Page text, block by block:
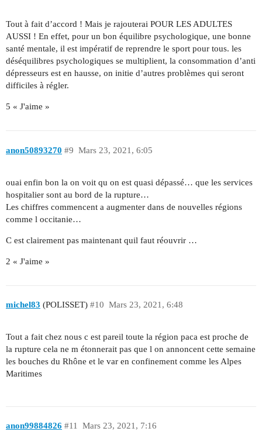
Tout à fait d’accord ! Mais je rajouterai POUR LES ADULTES
AUSSI ! En effet, pour un bon équilibre psychologique, une bonne
santé mentale, il est impératif de reprendre le sport pour tous. les
déséquilibres psychologiques se multiplient, la consommation d’anti
dépresseurs est en hausse, on initie d’autres problèmes qui seront
difficiles à régler.
5 « J'aime »
anon50893270 Mars 23, 2021, 6:05
#9
ouai enfin bon la on voit qu on est quasi dépassé… que les services
hospitalier sont au bord de la rupture…
Les chiffres commencent a augmenter dans de nouvelles régions
comme l occitanie…
C est clairement pas maintenant quil faut réouvrir …
2 « J'aime »
michel83 (POLISSET) Mars 23, 2021, 6:48
#10
Tout a fait chez nous c est pareil toute la région paca est proche de
la rupture cela ne m étonnerait pas que l on annoncent cette semaine
les bouches du Rhône et le var en confinement comme les Alpes
Maritimes
anon99884826 Mars 23, 2021, 7:16
#11